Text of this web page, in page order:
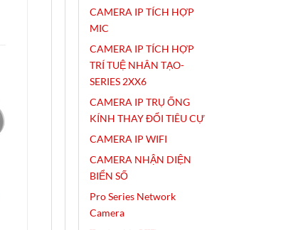
CAMERA IP TÍCH HỢP
MIC
CAMERA IP TÍCH HỢP
TRÍ TUỆ NHÂN TẠO-
SERIES 2XX6
CAMERA IP TRỤ ỐNG
KÍNH THAY ĐỔI TIÊU CỰ
CAMERA IP WIFI
CAMERA NHẬN DIỆN
BIỂN SỐ
Pro Series Network
Camera
Camera ColorVu DS-
Camera IP DS-